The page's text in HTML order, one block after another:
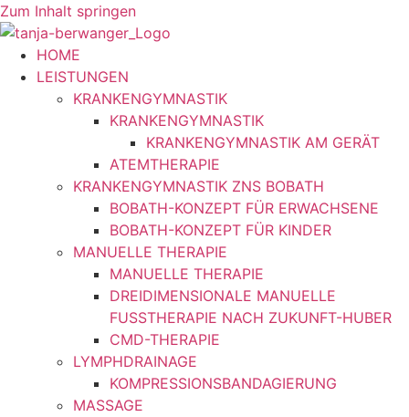
Zum Inhalt springen
HOME
LEISTUNGEN
KRANKENGYMNASTIK
KRANKENGYMNASTIK
KRANKENGYMNASTIK AM GERÄT
ATEMTHERAPIE
KRANKENGYMNASTIK ZNS BOBATH
BOBATH-KONZEPT FÜR ERWACHSENE
BOBATH-KONZEPT FÜR KINDER
MANUELLE THERAPIE
MANUELLE THERAPIE
DREIDIMENSIONALE MANUELLE
FUSSTHERAPIE NACH ZUKUNFT-HUBER
CMD-THERAPIE
LYMPHDRAINAGE
KOMPRESSIONSBANDAGIERUNG
MASSAGE